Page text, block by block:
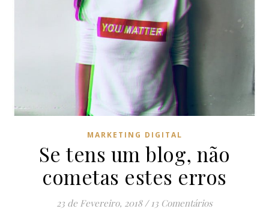
MARKETING DIGITAL
Se tens um blog, não
cometas estes erros
23 de Fevereiro, 2018 / 13 Comentários